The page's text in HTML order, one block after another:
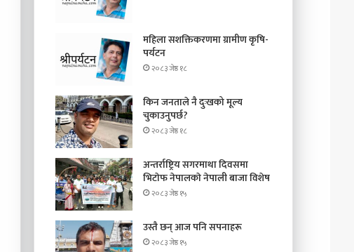
महिला सशक्तिकरणमा ग्रामीण कृषि-
पर्यटन
२०८३ जेष्ठ १८
किन जनताले नै दुःखको मूल्य
चुकाउनुपर्छ?
२०८३ जेष्ठ १८
अन्तर्राष्ट्रिय सगरमाथा दिवसमा
भिटाेफ नेपालकाे नेपाली बाजा विशेष
२०८३ जेष्ठ १५
उस्तै छन् आज पनि सपनाहरू
२०८३ जेष्ठ १५